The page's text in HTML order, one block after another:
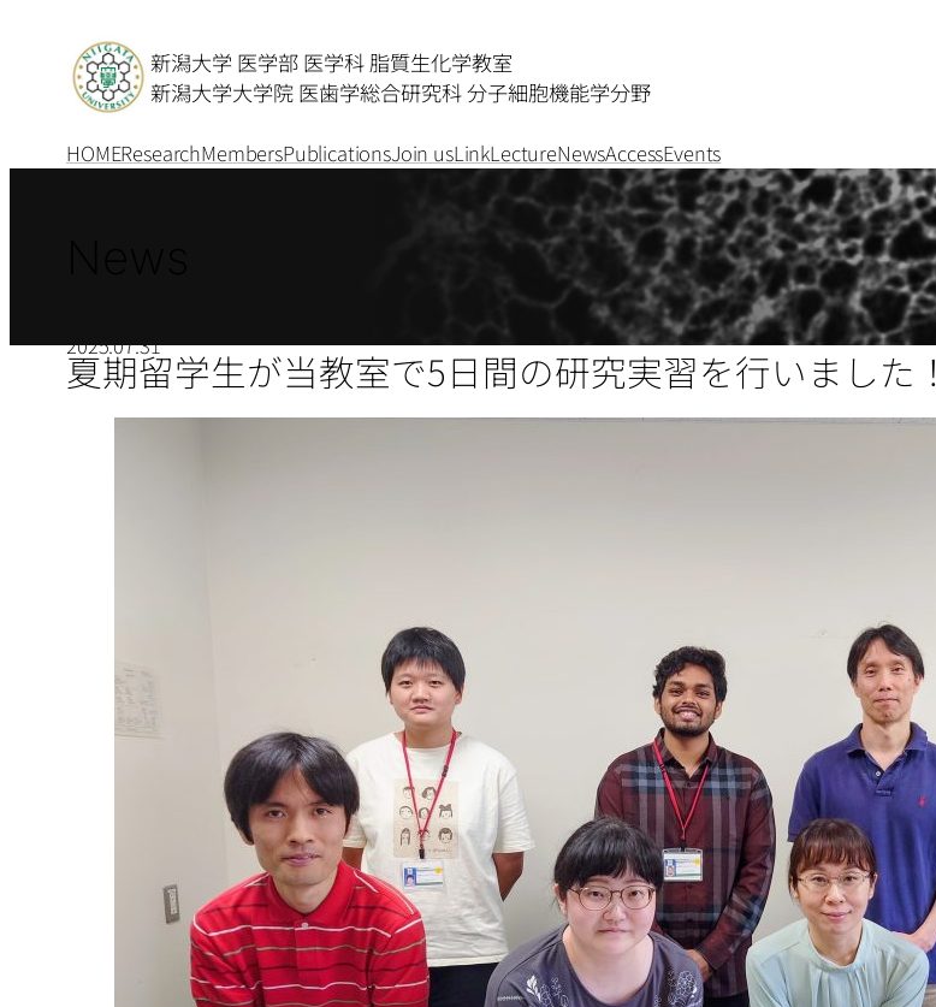
新潟大学 医学部 医学科 脂質生化学教室
新潟大学大学院 医歯学総合研究科 分子細胞機能学分野
HOMEResearchMembersPublicationsJoin usLinkLectureNewsAccessEvents
2025.07.31
夏期留学生が当教室で5日間の研究実習を行いました！